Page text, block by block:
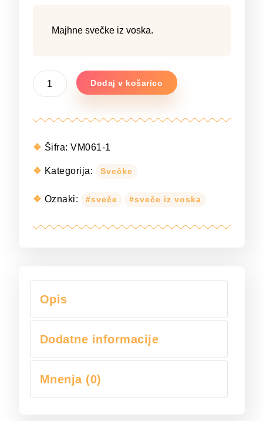
Majhne svečke iz voska.
Majhna
svečka
voska
2)
Dodaj v košarico
Šifra: VM061-1
Kategorija: Svečke
Oznaki: sveče sveče iz voska
Opis
Dodatne informacije
Mnenja (0)